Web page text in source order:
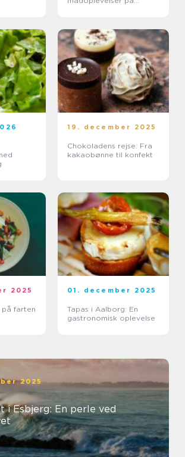
19. december 2025
Chokoladens rejse: Fra
kakaobønne til konfekt
2025
på farten
01. december 2025
Tapas i Aalborg: En
gastronomisk oplevelse
2025
i Esbjerg: En perle ved